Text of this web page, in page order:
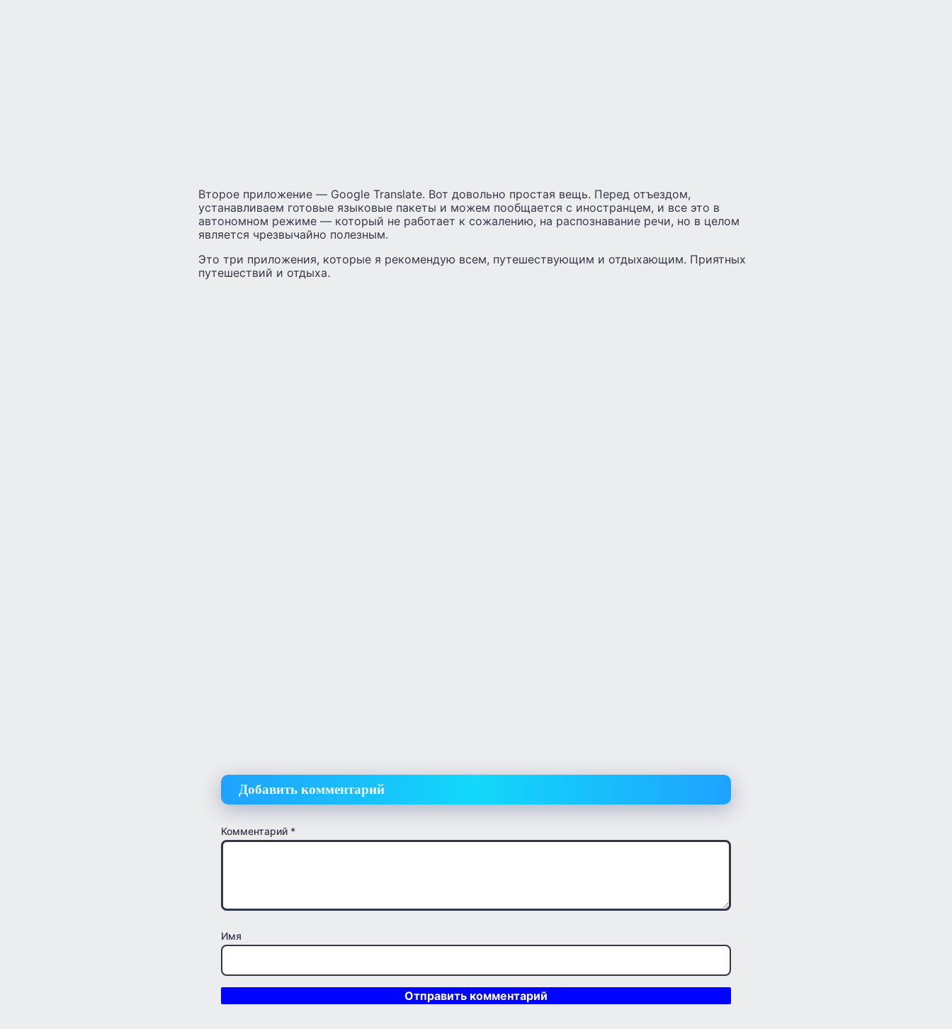
Второе приложение — Google Translate. Вот довольно простая вещь. Перед отъездом,
устанавливаем готовые языковые пакеты и можем пообщается с иностранцем, и все это в
автономном режиме — который не работает к сожалению, на распознавание речи, но в целом
является чрезвычайно полезным.
Это три приложения, которые я рекомендую всем, путешествующим и отдыхающим. Приятных
путешествий и отдыха.
Добавить комментарий
Комментарий *
Имя